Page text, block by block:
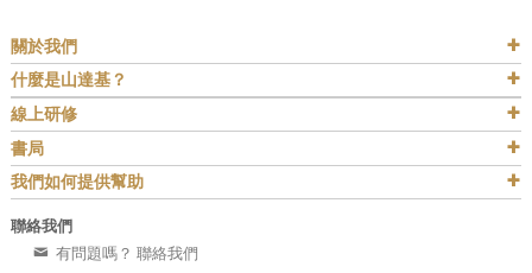
關於我們
什麼是山達基？
線上研修
書局
我們如何提供幫助
聯絡我們
有問題嗎？ 聯絡我們